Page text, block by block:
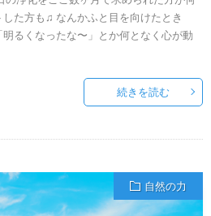
た方も♫ なんかふと目を向けたとき
るくなったな〜」とか何となく心が動
続きを読む
自然の力